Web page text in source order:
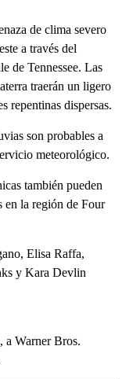
de clima severo
a través del
de Tennessee. Las
traerán un ligero
repentinas dispersas.
son probables a
meteorológico.
también pueden
en la región de Four
Elisa Raffa,
y Kara Devlin
Warner Bros.